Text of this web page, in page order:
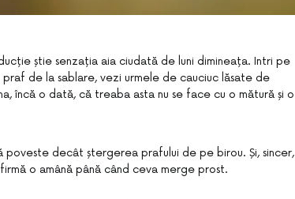
știe senzația aia ciudată de luni dimineața. Intri pe
de la sablare, vezi urmele de cauciuc lăsate de
încă o dată, că treaba asta nu se face cu o mătură și o
poveste decât ștergerea prafului de pe birou. Și, sincer,
o amână până când ceva merge prost.